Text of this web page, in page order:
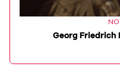
Georg Friedrich